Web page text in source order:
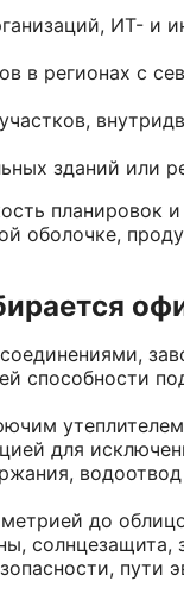
ИТ- и
в регионах с
зданий или
планировок и
оболочке,
способности
для
до
солнцезащита,
пути